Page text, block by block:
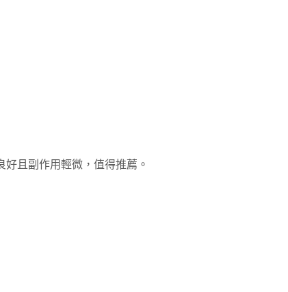
且副作用輕微，值得推薦。